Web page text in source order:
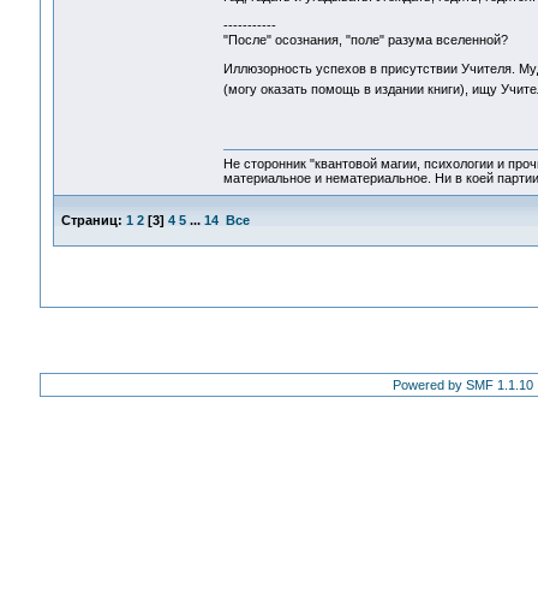
-----------
"После" осознания, "поле" разума вселенной?
Иллюзорность успехов в присутствии
(могу оказать помощь в издании книги), ищу
Не сторонник "квантовой магии, психологии и
материальное и нематериальное. Ни в коей
Страниц: 1 2[3] 4 5 ... 14 Все
Powered by SMF 1.1.10